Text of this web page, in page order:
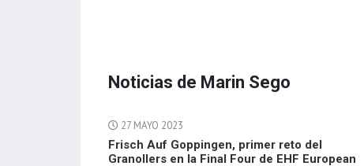
Noticias de Marin Sego
27 MAYO 2023
Frisch Auf Goppingen, primer reto del
Granollers en la Final Four de EHF European